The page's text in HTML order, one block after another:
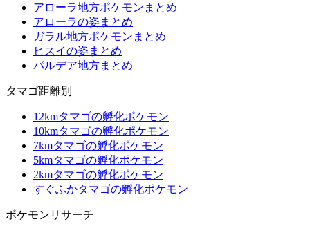
アローラ地方ポケモンまとめ
アローラの姿まとめ
ガラル地方ポケモンまとめ
ヒスイの姿まとめ
パルデア地方まとめ
タマゴ距離別
12kmタマゴの孵化ポケモン
10kmタマゴの孵化ポケモン
7kmタマゴの孵化ポケモン
5kmタマゴの孵化ポケモン
2kmタマゴの孵化ポケモン
すぐふかタマゴの孵化ポケモン
ポケモンリサーチ